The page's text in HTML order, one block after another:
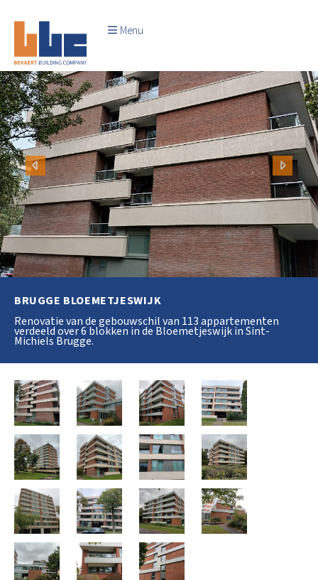
Menu
Vorige
BRUGGE BLOEMETJESWIJK
Renovatie van de gebouwschil van 113 appartementen
verdeeld over 6 blokken in de Bloemetjeswijk in Sint-
Michiels Brugge.